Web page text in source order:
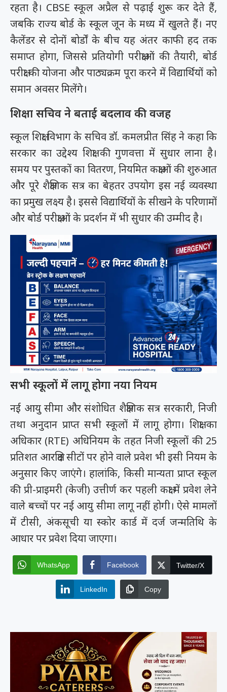
रहता है। CBSE स्कूल अप्रैल से पढ़ाई शुरू कर देते हैं,
जबकि राज्य बोर्ड के स्कूल जून के मध्य में खुलते हैं। नए
कैलेंडर से दोनों बोर्डों के बीच यह अंतर काफी हद तक
समाप्त होगा, जिससे प्रतियोगी परीक्षाओं की तैयारी, बोर्ड
परीक्षा की योजना और पाठ्यक्रम पूरा करने में विद्यार्थियों को
समान अवसर मिलेंगे।
शिक्षा सचिव ने बताई बदलाव की वजह
स्कूल शिक्षा विभाग के सचिव डॉ. कमलप्रीत सिंह ने कहा कि
सरकार का उद्देश्य शिक्षा की गुणवत्ता में सुधार लाना है।
समय पर पुस्तकों का वितरण, नियमित कक्षाओं की शुरुआत
और पूरे शैक्षणिक सत्र का बेहतर उपयोग इस नई व्यवस्था
का प्रमुख लक्ष्य है। इससे विद्यार्थियों के सीखने के परिणामों
और बोर्ड परीक्षाओं के प्रदर्शन में भी सुधार की उम्मीद है।
सभी स्कूलों में लागू होगा नया नियम
नई आयु सीमा और संशोधित शैक्षणिक सत्र सरकारी, निजी
तथा अनुदान प्राप्त सभी स्कूलों में लागू होगा। शिक्षा का
अधिकार (RTE) अधिनियम के तहत निजी स्कूलों की 25
प्रतिशत आरक्षित सीटों पर होने वाले प्रवेश भी इसी नियम के
अनुसार किए जाएंगे। हालांकि, किसी मान्यता प्राप्त स्कूल
की प्री-प्राइमरी (केजी) उत्तीर्ण कर पहली कक्षा में प्रवेश लेने
वाले बच्चों पर नई आयु सीमा लागू नहीं होगी। ऐसे मामलों
में टीसी, अंकसूची या स्कोर कार्ड में दर्ज जन्मतिथि के
आधार पर प्रवेश दिया जाएगा।
WhatsApp Facebook Twitter/X
LinkedIn Copy